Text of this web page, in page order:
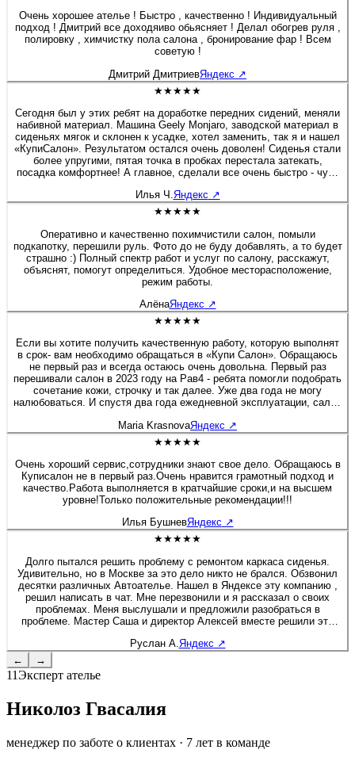
Очень хорошее ателье ! Быстро , качественно ! Индивидуальный
подход ! Дмитрий все доходяиво обьясняет ! Делал обогрев руля ,
полировку , химчистку пола салона , бронирование фар ! Всем
советую !
Дмитрий ДмитриевЯндекс ↗
★★★★★
Сегодня был у этих ребят на доработке передних сидений, меняли
набивной материал. Машина Geely Monjaro, заводской материал в
сиденьях мягок и склонен к усадке, хотел заменить, так я и нашел
«КупиСалон». Результатом остался очень доволен! Сиденья стали
более упругими, пятая точка в пробках перестала затекать,
посадка комфортнее! А главное, сделали все очень быстро - чуть
короткая экскурсия по производственным цехам. Действительно
люди «болеют» своим делом, а это редкость! Очень приятная
останавливаться на достигнутом, професстонального и
технологического роста! Молодцы! 👍
Илья Ч.Яндекс ↗
★★★★★
Оперативно и качественно похимчистили салон, помыли
подкапотку, перешили руль. Фото до не буду добавлять, а то будет
страшно :) Полный спектр работ и услуг по салону, расскажут,
объяснят, помогут определиться. Удобное месторасположение,
режим работы.
АлёнаЯндекс ↗
★★★★★
Если вы хотите получить качественную работу, которую выполнят
в срок- вам необходимо обращаться в «Купи Салон». Обращаюсь
не первый раз и всегда остаюсь очень довольна. Первый раз
перешивали салон в 2023 году на Рав4 - ребята помогли подобрать
сочетание кожи, строчку и так далее. Уже два года не могу
налюбоваться. И спустя два года ежедневной эксплуатации, салон
на Солярисе. Здесь работают профессионалы своего дела!
Maria KrasnovaЯндекс ↗
★★★★★
Очень хороший сервис,сотрудники знают свое дело. Обращаюсь в
Куписалон не в первый раз.Очень нравится грамотный подход и
качество.Работа выполняется в кратчайшие сроки,и на высшем
уровне!Только положительные рекомендации!!!
Илья БушневЯндекс ↗
★★★★★
Долго пытался решить проблему с ремонтом каркаса сиденья.
Удивительно, но в Москве за это дело никто не брался. Обзвонил
десятки различных Автоателье. Нашел в Яндексе эту компанию ,
решил написать в чат. Мне перезвонили и я рассказал о своих
проблемах. Меня выслушали и предложили разобраться в
проблеме. Мастер Саша и директор Алексей вместе решили это
вовлечен в работу, помогал своим сотрудникам и через 2 дня мне
позвонил, чтобы узнать результат. Купи салон - профессионалы! К
Руслан А. Яндекс ↗
←
→
11Эксперт ателье
Николоз Гвасалия
менеджер по заботе о клиентах · 7 лет в команде